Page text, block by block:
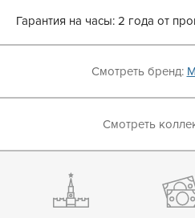
Гарантия на часы: 2 года от
Смотреть бренд:
Смотреть